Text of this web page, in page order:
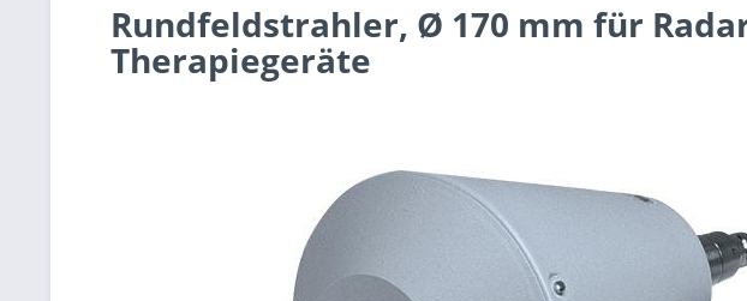
Rundfeldstrahler, Ø 170 mm für
Therapiegeräte